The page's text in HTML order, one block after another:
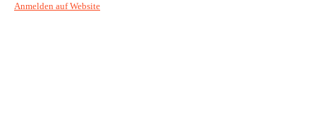
Anmelden auf Website